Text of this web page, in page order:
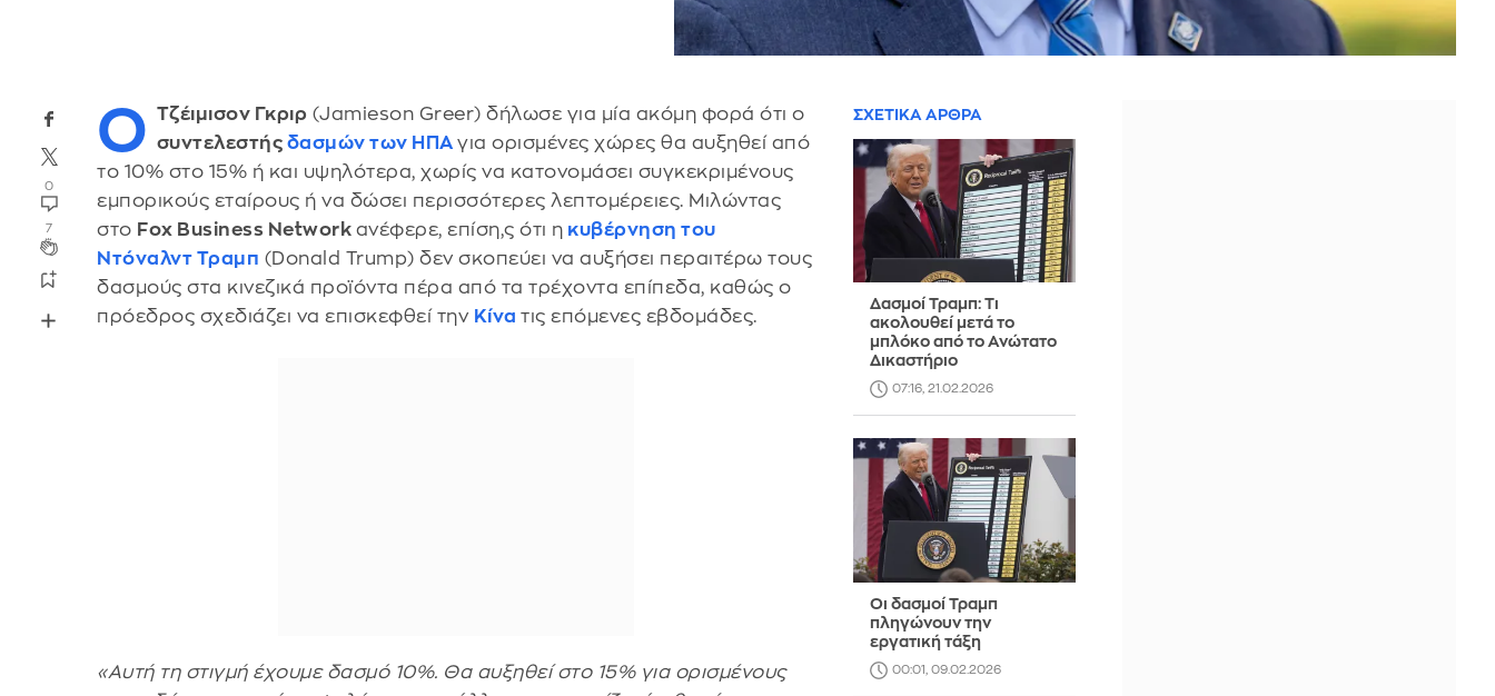
0
7
Ο Τζέιμισον Γκριρ (Jamieson Greer) δήλωσε για μία ακόμη φορά ότι ο
συντελεστής δασμών των ΗΠΑ για ορισμένες χώρες θα αυξηθεί από
το 10% στο 15% ή και υψηλότερα, χωρίς να κατονομάσει συγκεκριμένους
εμπορικούς εταίρους ή να δώσει περισσότερες λεπτομέρειες. Μιλώντας
στο Fox Business Network ανέφερε, επίση,ς ότι η κυβέρνηση του
Ντόναλντ Τραμπ (Donald Trump) δεν σκοπεύει να αυξήσει περαιτέρω τους
δασμούς στα κινεζικά προϊόντα πέρα από τα τρέχοντα επίπεδα, καθώς ο
πρόεδρος σχεδιάζει να επισκεφθεί την Κίνατις επόμενες εβδομάδες.
«Αυτή τη στιγμή έχουμε δασμό 10%. Θα αυξηθεί στο 15% για ορισμένους
ΣΧΕΤΙΚΑ ΑΡΘΡΑ
Δασμοί Τραμπ: Τι
ακολουθεί μετά το
μπλόκο από το Ανώτατο
Δικαστήριο
07:16, 21.02.2026
Οι δασμοί Τραμπ
πληγώνουν την
εργατική τάξη
00:01, 09.02.2026